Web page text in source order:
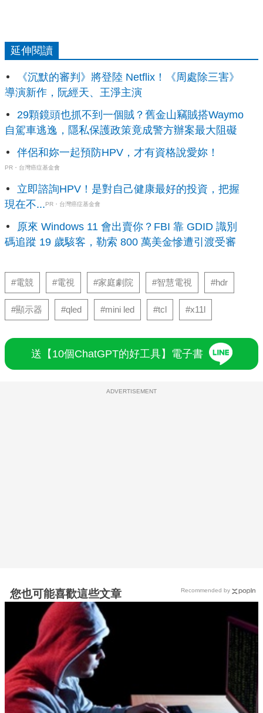
延伸閱讀
《沉默的審判》將登陸 Netflix！《周處除三害》
導演新作，阮經天、王淨主演
29顆鏡頭也抓不到一個賊？舊金山竊賊搭Waymo
自駕車逃逸，隱私保護政策竟成警方辦案最大阻礙
伴侶和妳一起預防HPV，才有資格說愛妳！
PR・台灣癌症基金會
立即諮詢HPV！是對自己健康最好的投資，把握
現在不...PR・台灣癌症基金會
原來 Windows 11 會出賣你？FBI 靠 GDID 識別
碼追蹤 19 歲駭客，勒索 800 萬美金慘遭引渡受審
#電競 #電視 #家庭劇院 #智慧電視 #hdr
#顯示器 #qled #mini led #tcl #x11l
送【10個ChatGPT的好工具】電子書
ADVERTISEMENT
您也可能喜歡這些文章 Recommended by